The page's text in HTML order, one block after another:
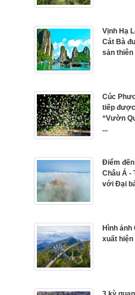
Vịnh Hạ
Cát Bà
sản thiên
Cúc
tiếp
“Vườn
...
Điểm
Châu Á -
với Đại
Hình ảnh
xuất hiện